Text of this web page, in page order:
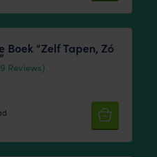
Boek “Zelf Tapen, Zó
Reviews)